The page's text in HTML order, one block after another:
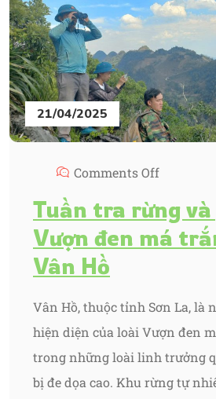
21/04/2025
Comments Off
Tuần tra rừng
Vượn đen má
Vân Hồ
Vân Hồ, thuộc tỉnh Sơn La, là
hiện diện của loài Vượn đen
trong những loài linh trưởng
bị đe dọa cao. Khu rừng tự